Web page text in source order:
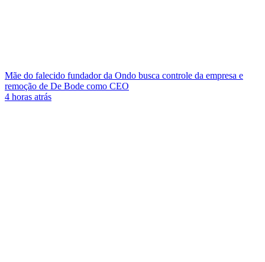
Mãe do falecido fundador da Ondo busca controle da empresa e
remoção de De Bode como CEO
4 horas atrás